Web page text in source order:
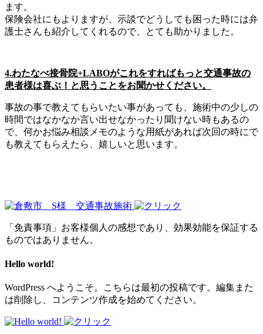
ます。
保険会社にもよりますが、示談でどうしても困った時には弁
護士さんも紹介してくれるので、とても助かりました。
4.わたなべ接骨院+LABOがこれをすればもっと交通事故の
患者様は喜ぶ！と思うことをお聞かせください。
事故の事で教えてもらいたい事があっても、施術中の少しの
時間ではなかなか言い出せなかったり聞けない時もあるの
で、何かお悩み相談メモのような用紙があれば次回の時にで
も教えてもらえたら、嬉しいと思います。
「免責事項」お客様個人の感想であり、効果効能を保証する
ものではありません。
Hello world!
WordPress へようこそ。こちらは最初の投稿です。編集また
は削除し、コンテンツ作成を始めてください。